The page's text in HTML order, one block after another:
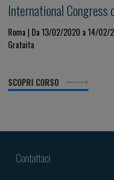
International
Roma | Da 13/02/2020 a 14/02/
Gratuita
SCOPRI CORSO
Contattaci